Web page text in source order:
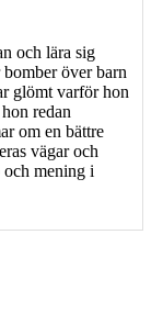
och lära sig
över barn
glömt varför hon
redan
om en bättre
vägar och
mening i